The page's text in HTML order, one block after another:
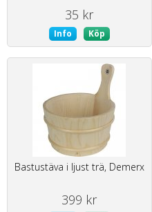
35 kr
Info Köp
Bastustäva i ljust trä, Demerx
399 kr